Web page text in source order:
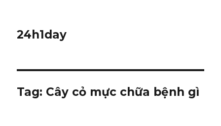
24h1day
Tag: Cây cỏ mực chữa bệnh gì